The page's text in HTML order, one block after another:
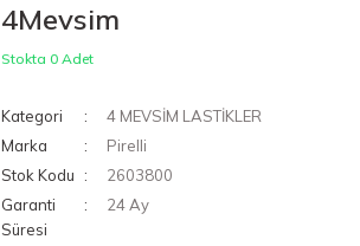
4Mevsim
Stokta 0 Adet
Kategori
4 MEVSİM LASTİKLER
Marka
Pirelli
Stok Kodu
2603800
Garanti
Süresi
24 Ay